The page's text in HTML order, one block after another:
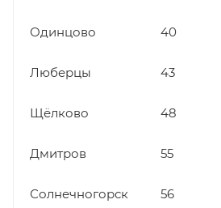
Одинцово 40
Люберцы 43
Щёлково 48
Дмитров 55
Солнечногорск 56